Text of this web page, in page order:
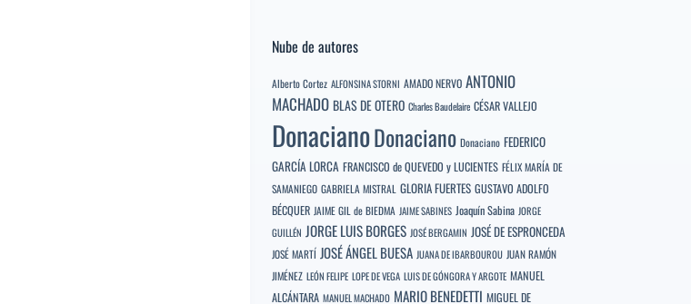
Nube de autores
Alberto Cortez ALFONSINA STORNI AMADO NERVO ANTONIO
MACHADOBLAS DE OTERO Charles Baudelaire CÉSAR VALLEJO
DonacianoDonaciano Donaciano FEDERICO
GARCÍA LORCA FRANCISCO de QUEVEDO y LUCIENTES FÉLIX MARÍA DE
SAMANIEGO GABRIELA MISTRAL GLORIA FUERTES GUSTAVO ADOLFO
BÉCQUER JAIME GIL de BIEDMA JAIME SABINES Joaquín Sabina JORGE
GUILLÉN JORGE LUIS BORGES JOSÉ BERGAMIN JOSÉ DE ESPRONCEDA
JOSÉ MARTÍ JOSÉ ÁNGEL BUESA JUANA DE IBARBOUROU JUAN RAMÓN
JIMÉNEZ LEÓN FELIPE LOPE DE VEGA LUIS DE GÓNGORA Y ARGOTE MANUEL
ALCÁNTARA MANUEL MACHADO MARIO BENEDETTI MIGUEL DE